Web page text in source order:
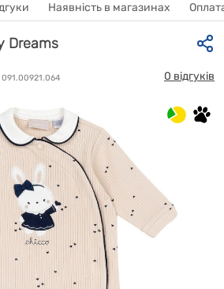
Наявність в магазинах
Dreams
091.00921.064 0 відгуків